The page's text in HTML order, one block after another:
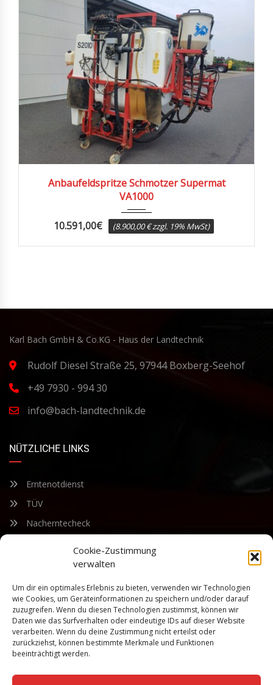
Cookie-Zustimmung
verwalten
Um dir ein optimales Erlebnis zu bieten, verwenden wir Technologien
wie Cookies, um Geräteinformationen zu speichern und/oder darauf
zuzugreifen. Wenn du diesen Technologien zustimmst, können wir
Daten wie das Surfverhalten oder eindeutige IDs auf dieser Website
verarbeiten. Wenn du deine Zustimmung nicht erteilst oder
zurückziehst, können bestimmte Merkmale und Funktionen
beeinträchtigt werden.
Anbaufeldspritze Schmotzer Supermat
VA1000
10.591,00€ (8.900,00 € zzgl. 19% MwSt)
Karl Bach GmbH & Co.KG - Haus der Landtechnik
Rudolf Diesel Straße 25, 97944 Boxberg-Seehof
+49 7930 - 994 30
info@bach-landtechnik.de
NÜTZLICHE LINKS
Erntenotdienst
TÜV
Nacherntecheck
FÜR UNSEREN NEWSLETTER ANMELDEN
Bleiben Sie auf dem Laufenden über unsere sich ständig
weiterentwickelnden Produkteigenschaften und Technologien.
Geben Sie Ihre E-Mail-Adresse ein und abonnieren Sie unseren
Newsletter.